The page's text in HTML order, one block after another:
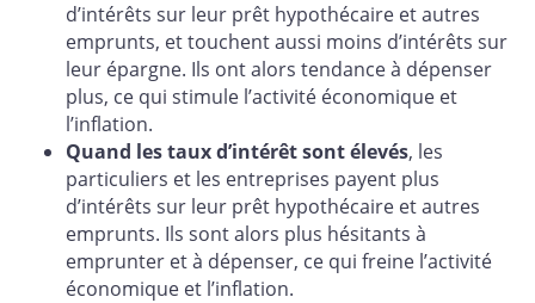
d’intérêts sur leur prêt hypothécaire et autres
emprunts, et touchent aussi moins d’intérêts sur
leur épargne. Ils ont alors tendance à dépenser
plus, ce qui stimule l’activité économique et
l’inflation.
Quand les taux d’intérêt sont élevés, les
particuliers et les entreprises payent plus
d’intérêts sur leur prêt hypothécaire et autres
emprunts. Ils sont alors plus hésitants à
emprunter et à dépenser, ce qui freine l’activité
économique et l’inflation.